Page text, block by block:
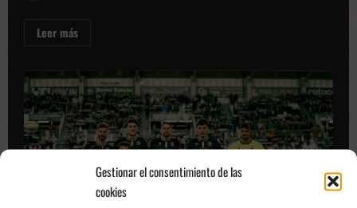
Gestionar el consentimiento de las
cookies
Leer másLeer
parada:
semifinales.
Destino:
La
Cartuja